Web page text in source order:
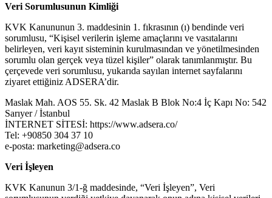
Veri Sorumlusunun Kimliği
KVK Kanununun 3. maddesinin 1. fıkrasının (ı) bendinde veri
sorumlusu, “Kişisel verilerin işleme amaçlarını ve vasıtalarını
belirleyen, veri kayıt sisteminin kurulmasından ve yönetilmesinden
sorumlu olan gerçek veya tüzel kişiler” olarak tanımlanmıştır. Bu
çerçevede veri sorumlusu, yukarıda sayılan internet sayfalarını
ziyaret ettiğiniz ADSERA’dir.
Maslak Mah. AOS 55. Sk. 42 Maslak B Blok No:4 İç Kapı No: 542
Sarıyer / İstanbul
İNTERNET SİTESİ: https://www.adsera.co/
Tel: +90850 304 37 10
e-posta: marketing@adsera.co
Veri İşleyen
KVK Kanunun 3/1-ğ maddesinde, “Veri İşleyen”, Veri
Çerez Tercihleriniz
Web sitemizde size en iyi deneyimi sunabilmek, site trafiğini
analiz etmek ve sosyal medya özelliklerini sağlamak için
çerezler kullanmaktayız. Detaylı bilgi için
Politikamızı
Reddet Kabul Et